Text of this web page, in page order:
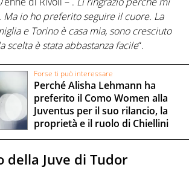
Ma io ho preferito seguire il cuore. La
e Torino è casa mia, sono cresciuto
scelta è stata abbastanza facile“.
Forse ti può interessare
Perché Alisha Lehmann ha
preferito il Como Women alla
Juventus per il suo rilancio, la
proprietà e il ruolo di Chiellini
della Juve di Tudor